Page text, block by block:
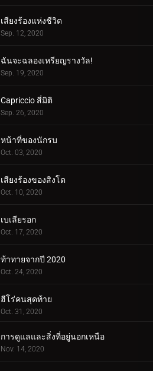
เสียงร้องแห่งชีวิต
Sep. 12, 2020
ฉันจะฉลองเหรียญรางวัล!
Sep. 19, 2020
Capriccio สี่มิติ
Sep. 26, 2020
หน้าที่ของนักรบ
Oct. 03, 2020
เสียงร้องของสิงโต
Oct. 10, 2020
เบเลียรอก
Oct. 17, 2020
ท้าทายจากปี 2020
Oct. 24, 2020
ฮีโร่คนสุดท้าย
Oct. 31, 2020
การดูแลและสิ่งที่อยู่นอกเหนือ
Nov. 14, 2020